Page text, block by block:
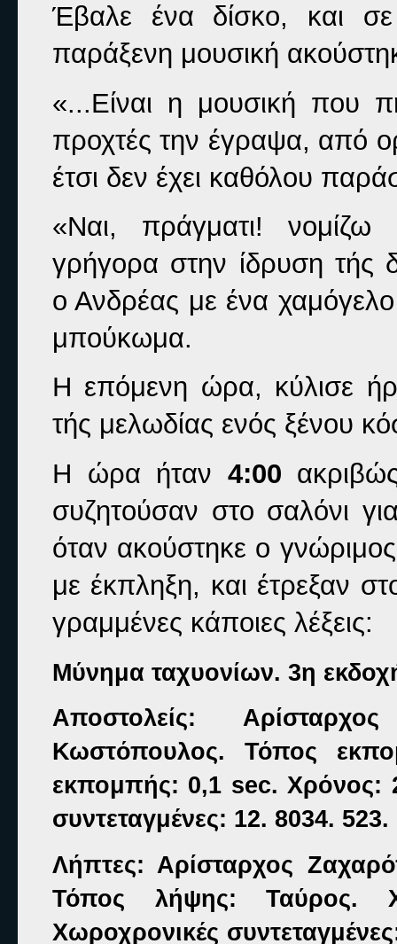
Έβαλε ένα δίσκο, και
παράξενη μουσική
«...Είναι η μουσική που
προχτές την έγραψα, από
έτσι δεν έχει καθόλου
«Ναι, πράγματι!
γρήγορα στην ίδρυση τής
ο Ανδρέας με ένα
μπούκωμα.
Η επόμενη ώρα, κύλισε
τής μελωδίας ενός ξένου
Η ώρα ήταν 4:00
συζητούσαν στο σαλόνι
όταν ακούστηκε ο
με έκπληξη, και έτρεξαν
γραμμένες κάποιες λέξεις:
Μύνημα ταχυονίων. 3η
Αποστολείς:
Κωστόπουλος. Τόπος
εκπομπής: 0,1 sec. Χρόνος:
συντεταγμένες: 12. 8034. 523.
Λήπτες: Αρίσταρχος
Τόπος λήψης: Ταύρος.
Χωροχρονικές